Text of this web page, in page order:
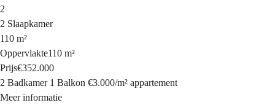
2
2 Slaapkamer
110 m²
Oppervlakte110 m²
Prijs€352.000
2 Badkamer 1 Balkon €3.000/m² appartement
Meer informatie